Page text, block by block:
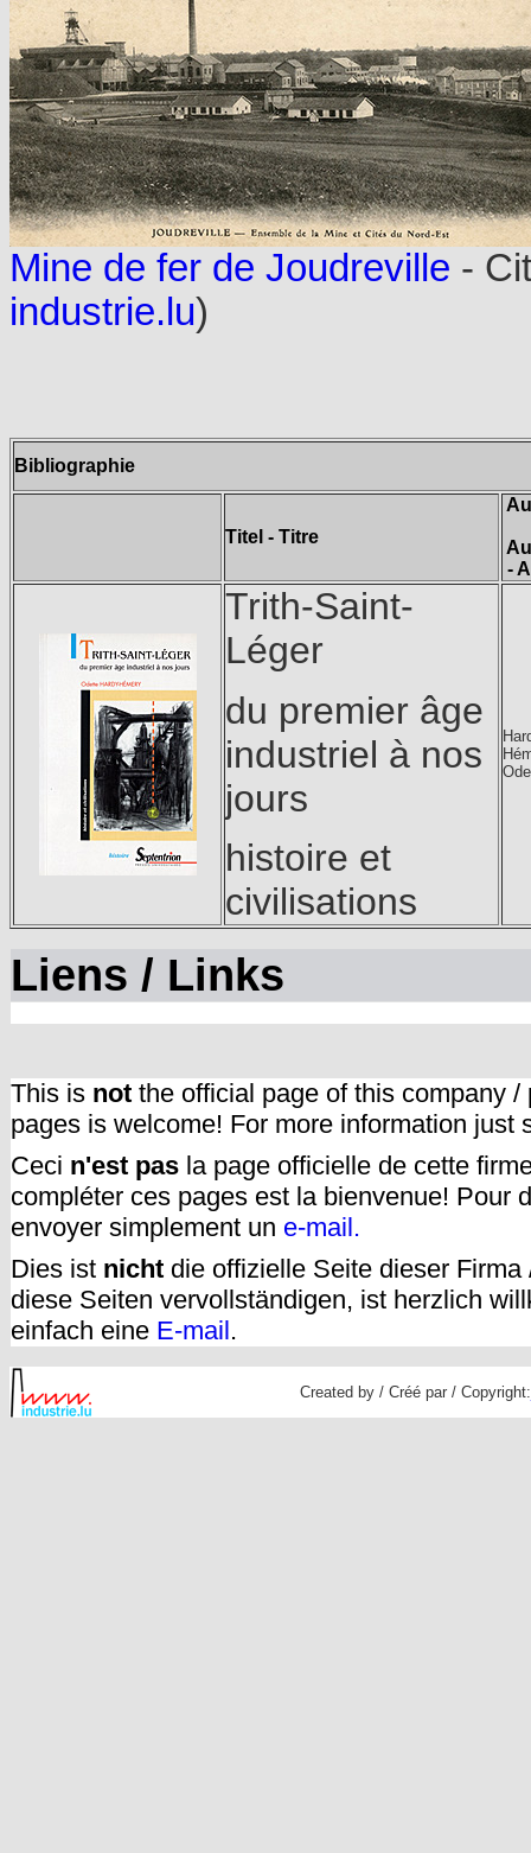
Mine de fer de Joudreville -
industrie.lu)
Bibliographie
Titel - Titre
-
Trith-Saint-
Léger
du premier âge
industriel à nos
jours
histoire et
civilisations
Liens / Links
This is not the official page of this company
pages is welcome! For more information just
Ceci n'est pas la page officielle de cette
compléter ces pages est la bienvenue! Pour
envoyer simplement un e-mail.
Dies ist nicht die offizielle Seite dieser
diese Seiten vervollständigen, ist herzlich
einfach eine E-mail .
Created by / Créé par / Copyright: